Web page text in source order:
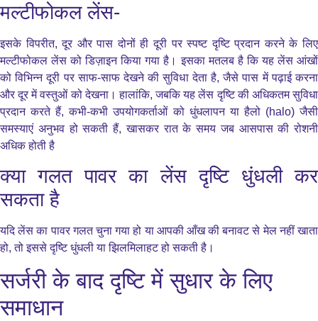
मल्टीफोकल लेंस-
इसके विपरीत, दूर और पास दोनों ही दूरी पर स्पष्ट दृष्टि प्रदान करने के लिए
मल्टीफोकल लेंस को डिज़ाइन किया गया है। इसका मतलब है कि यह लेंस आंखों
को विभिन्न दूरी पर साफ-साफ देखने की सुविधा देता है, जैसे पास में पढ़ाई करना
और दूर में वस्तुओं को देखना। हालांकि, जबकि यह लेंस दृष्टि की अधिकतम सुविधा
प्रदान करते हैं, कभी-कभी उपयोगकर्ताओं को धुंधलापन या हैलो (halo) जैसी
समस्याएं अनुभव हो सकती हैं, खासकर रात के समय जब आसपास की रोशनी
अधिक होती है
क्या गलत पावर का लेंस दृष्टि धुंधली कर
सकता है
यदि लेंस का पावर गलत चुना गया हो या आपकी आँख की बनावट से मेल नहीं खाता
हो, तो इससे दृष्टि धुंधली या झिलमिलाहट हो सकती है।
सर्जरी के बाद दृष्टि में सुधार के लिए
समाधान